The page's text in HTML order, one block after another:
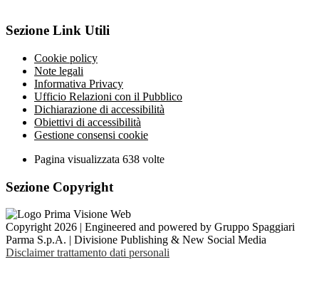
Sezione Link Utili
Cookie policy
Note legali
Informativa Privacy
Ufficio Relazioni con il Pubblico
Dichiarazione di accessibilità
Obiettivi di accessibilità
Gestione consensi cookie
Pagina visualizzata 638 volte
Sezione Copyright
Copyright 2026 | Engineered and powered by Gruppo Spaggiari
Parma S.p.A. | Divisione Publishing & New Social Media
Disclaimer trattamento dati personali